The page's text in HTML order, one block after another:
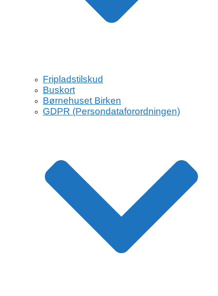
Fripladstilskud
Buskort
Børnehuset Birken
GDPR (Persondataforordningen)